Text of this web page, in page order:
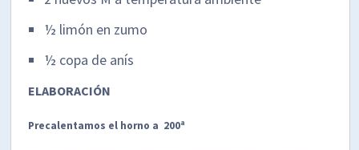
½ limón en zumo
½ copa de anís
ELABORACIÓN
Precalentamos el horno a 200ª